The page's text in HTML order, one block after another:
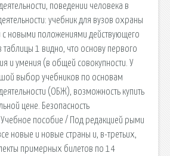
поведении человека в
учебник для вузов охраны
с новыми положениями действующего
таблицы 1 видно, что основу первого
и умения (в общей совокупности. У
выбор учебников по основам
(ОБЖ), возможность купить
цене. Безопасность
Учебное пособие / Под редакцией рыми
новые и новые страны и, в-третьих,
примерных билетов по 14